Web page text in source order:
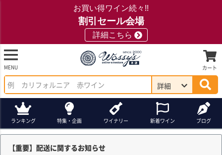
お買い得ワイン続々!!
割引セール会場
詳細こちら
MENU カート
詳細
ランキング 特集・企画 ワイナリー 新着ワイン ブログ
【重要】配送に関するお知らせ